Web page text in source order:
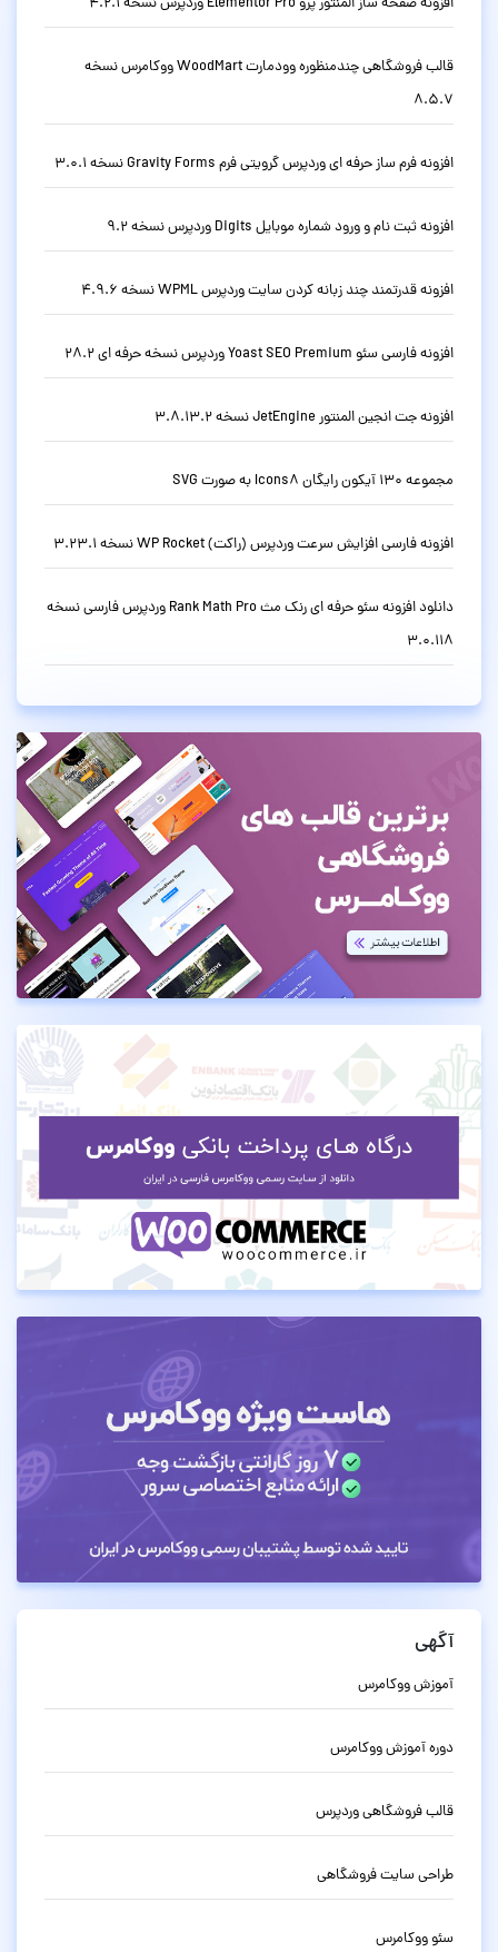
قالب فروشگاهی چندمنظوره وودمارت WoodMart ووکامرس نسخه
8.5.7
افزونه فرم ساز حرفه ای وردپرس گرویتی فرم Gravity Forms نسخه 3.0.1
افزونه ثبت نام و ورود شماره موبایل Digits وردپرس نسخه 9.2
افزونه قدرتمند چند زبانه کردن سایت وردپرس WPML نسخه 4.9.6
افزونه فارسی سئو Yoast SEO Premium وردپرس نسخه حرفه ای 28.2
افزونه جت انجین المنتور JetEngine نسخه 3.8.13.2
مجموعه 130 آیکون رایگان Icons8 به صورت SVG
افزونه فارسی افزایش سرعت وردپرس (راکت) WP Rocket نسخه 3.23.1
دانلود افزونه سئو حرفه ای رنک مث Rank Math Pro وردپرس فارسی نسخه
3.0.118
آگهی
آموزش ووکامرس
دوره آموزش ووکامرس
قالب فروشگاهی وردپرس
طراحی سایت فروشگاهی
سئو ووکامرس